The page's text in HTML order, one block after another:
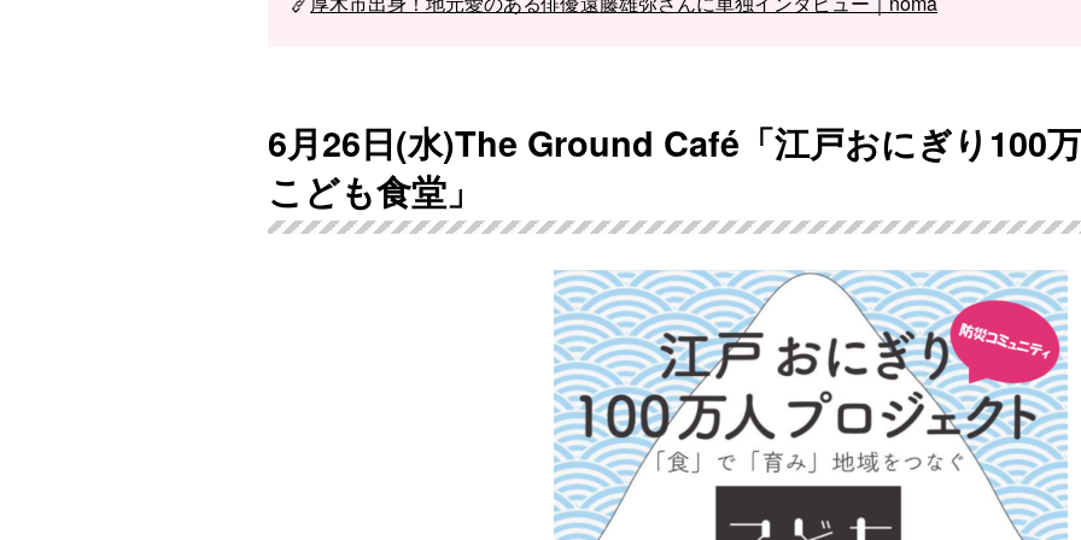
6月26日(水)The Ground Café「江戸おにぎり100
こども食堂」